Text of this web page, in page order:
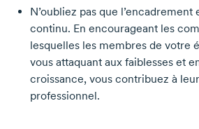
N’oubliez pas que l’encadrement
continu. En encourageant les
lesquelles les membres de votre
vous attaquant aux faiblesses et
croissance, vous contribuez à
professionnel.